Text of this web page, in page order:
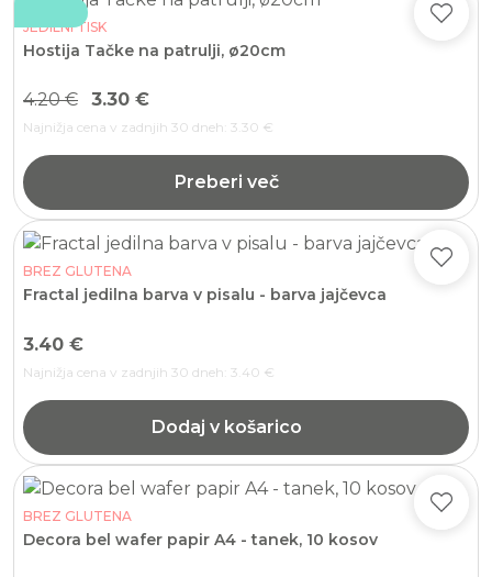
JEDILNI TISK
Hostija Tačke na patrulji, ø20cm
4.20€ 3.30 €
Najnižja cena v zadnjih 30 dneh: 3.30 €
Preberi več
BREZ GLUTENA
Fractal jedilna barva v pisalu - barva jajčevca
3.40 €
Najnižja cena v zadnjih 30 dneh: 3.40 €
Dodaj v košarico
BREZ GLUTENA
Decora bel wafer papir A4 - tanek, 10 kosov